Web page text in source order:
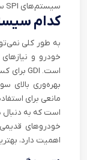
سیستم‌های SPI
کدام
به طور کلی
خودرو و
است. GDI برای
بهره‌وری بالای
مانعی برای
است که به دنبال
خودروهای
اهمیت دارد،